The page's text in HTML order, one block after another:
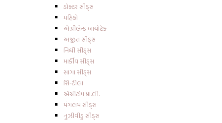
ડોક્ટર સીડ્સ
મહિકો
એગ્રીલેન્ડ બાયોટેક
અજીત સીડ્સ
નિધી સીડ્સ
માર્કીવ સીડ્સ
સાગા સીડ્સ
સિન્ટીલા
એગ્રીટોપ પ્રા.લી.
મંગલમ સીડ્સ
નુઝીવીડુ સીડ્સ